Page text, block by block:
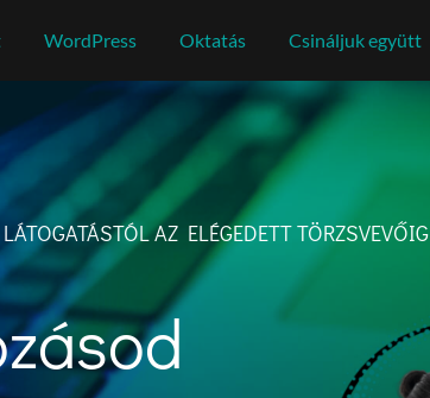
WordPress Oktatás Csináljuk együtt
AZ ELÉGEDETT TÖRZSVEVŐIG